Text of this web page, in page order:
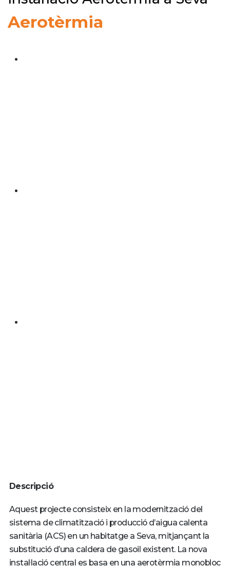
Aerotèrmia
Descripció
Aquest projecte consisteix en la modernització del
sistema de climatització i producció d’aigua calenta
sanitària (ACS) en un habitatge a Seva, mitjançant la
substitució d’una caldera de gasoil existent. La nova
instal·lació central es basa en una aerotèrmia monobloc